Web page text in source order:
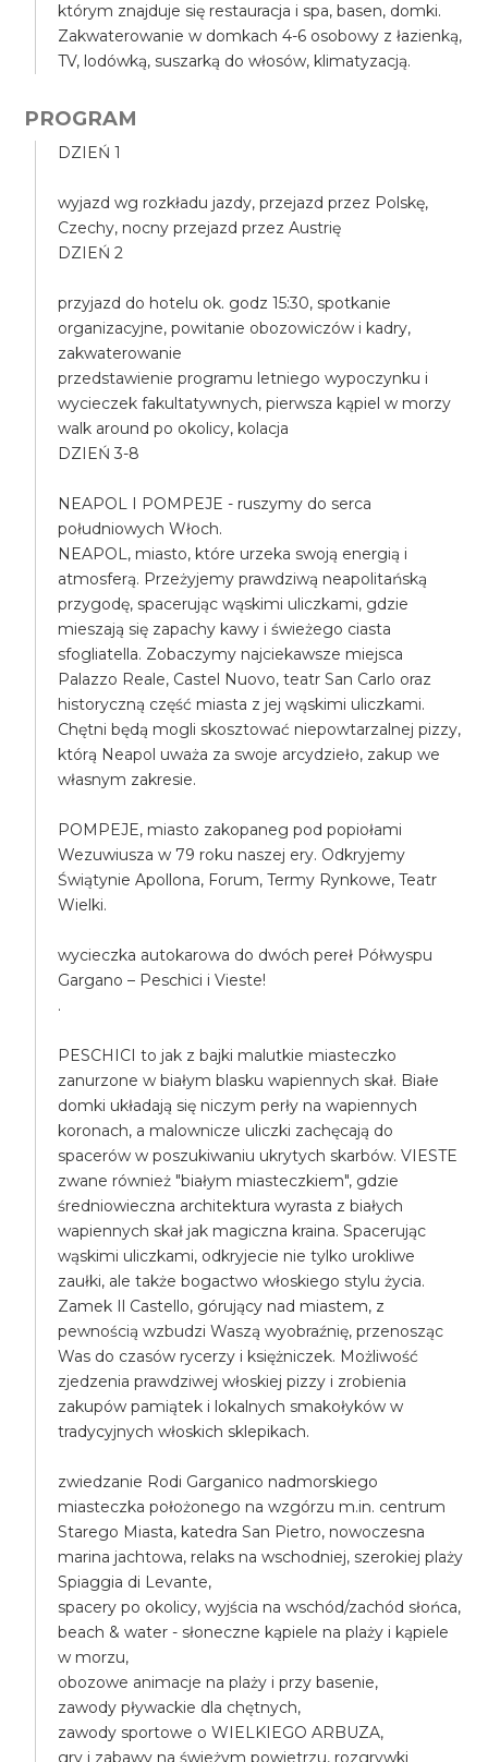
którym znajduje się restauracja i spa, basen, domki.
Zakwaterowanie w domkach 4-6 osobowy z łazienką,
TV, lodówką, suszarką do włosów, klimatyzacją.
PROGRAM
DZIEŃ 1
wyjazd wg rozkładu jazdy, przejazd przez Polskę,
Czechy, nocny przejazd przez Austrię
DZIEŃ 2
przyjazd do hotelu ok. godz 15:30, spotkanie
organizacyjne, powitanie obozowiczów i kadry,
zakwaterowanie
przedstawienie programu letniego wypoczynku i
wycieczek fakultatywnych, pierwsza kąpiel w morzy
walk around po okolicy, kolacja
DZIEŃ 3-8
NEAPOL I POMPEJE - ruszymy do serca
południowych Włoch.
NEAPOL, miasto, które urzeka swoją energią i
atmosferą. Przeżyjemy prawdziwą neapolitańską
przygodę, spacerując wąskimi uliczkami, gdzie
mieszają się zapachy kawy i świeżego ciasta
sfogliatella. Zobaczymy najciekawsze miejsca
Palazzo Reale, Castel Nuovo, teatr San Carlo oraz
historyczną część miasta z jej wąskimi uliczkami.
Chętni będą mogli skosztować niepowtarzalnej pizzy,
którą Neapol uważa za swoje arcydzieło, zakup we
własnym zakresie.
POMPEJE, miasto zakopaneg pod popiołami
Wezuwiusza w 79 roku naszej ery. Odkryjemy
Świątynie Apollona, Forum, Termy Rynkowe, Teatr
Wielki.
wycieczka autokarowa do dwóch pereł Półwyspu
Gargano – Peschici i Vieste!
.
PESCHICI to jak z bajki malutkie miasteczko
zanurzone w białym blasku wapiennych skał. Białe
domki układają się niczym perły na wapiennych
koronach, a malownicze uliczki zachęcają do
spacerów w poszukiwaniu ukrytych skarbów. VIESTE
zwane również "białym miasteczkiem", gdzie
średniowieczna architektura wyrasta z białych
wapiennych skał jak magiczna kraina. Spacerując
wąskimi uliczkami, odkryjecie nie tylko urokliwe
zaułki, ale także bogactwo włoskiego stylu życia.
Zamek Il Castello, górujący nad miastem, z
pewnością wzbudzi Waszą wyobraźnię, przenosząc
Was do czasów rycerzy i księżniczek. Możliwość
zjedzenia prawdziwej włoskiej pizzy i zrobienia
zakupów pamiątek i lokalnych smakołyków w
tradycyjnych włoskich sklepikach.
zwiedzanie Rodi Garganico nadmorskiego
miasteczka położonego na wzgórzu m.in. centrum
Starego Miasta, katedra San Pietro, nowoczesna
marina jachtowa, relaks na wschodniej, szerokiej plaży
Spiaggia di Levante,
spacery po okolicy, wyjścia na wschód/zachód słońca,
beach & water - słoneczne kąpiele na plaży i kąpiele
w morzu,
obozowe animacje na plaży i przy basenie,
zawody pływackie dla chętnych,
zawody sportowe o WIELKIEGO ARBUZA,
gry i zabawy na świeżym powietrzu, rozgrywki